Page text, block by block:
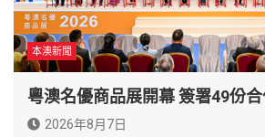
本澳新聞
粵澳名優商品展開幕 簽署49份合
2026年8月7日